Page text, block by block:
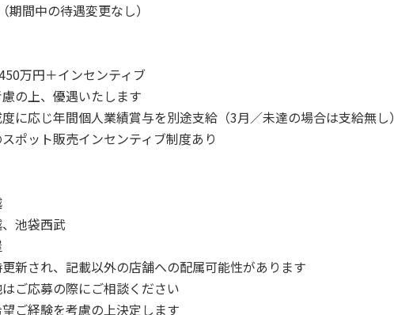
期間中の待遇変更なし）
万円＋インセンティブ
の上、優遇いたします
に応じ年間個人業績賞与を別途支給（3月／未達の場合は支給無し）
ポット販売インセンティブ制度あり
池袋西武
新され、記載以外の店舗への配属可能性があります
ご応募の際にご相談ください
ご経験を考慮の上決定します